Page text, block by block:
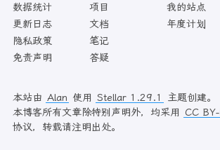
数据统计
更新日志
隐私政策
免责声明
项目
文档
笔记
答疑
我的站点
年度计划
本站由 Alan 使用 Stellar 1.29.1
主题创建。
本博客所有文章除特别声明外，均采用
CC
协议，转载请注明出处。